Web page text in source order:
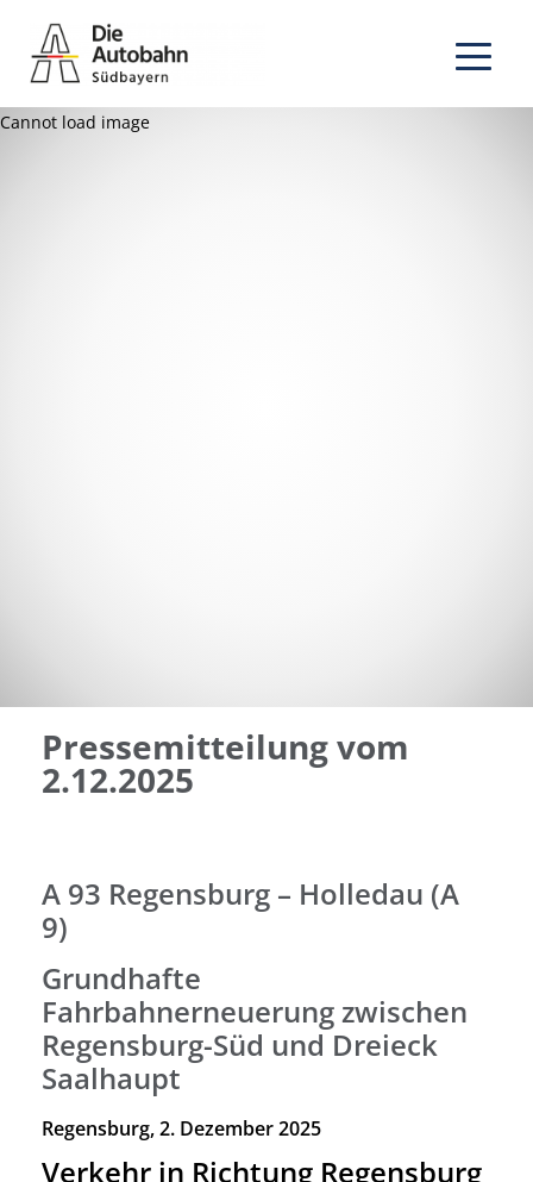
Pressemitteilung vom
2.12.2025
Cannot load image
A 93 Regensburg – Holledau (A
9)
Grundhafte
Fahrbahnerneuerung zwischen
Regensburg-Süd und Dreieck
Saalhaupt
Regensburg, 2. Dezember 2025
Verkehr in Richtung Regensburg